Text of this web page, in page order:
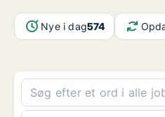
Nye i dag574